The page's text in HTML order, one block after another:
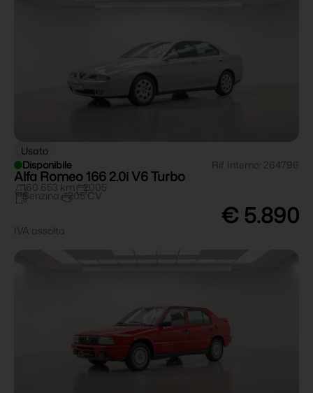
Usato
Disponibile
Rif. Interno: 264796
Alfa Romeo 166 2.0i V6 Turbo
160.653 km 2005
Benzina 205 CV
€ 5.890
IVA assolta